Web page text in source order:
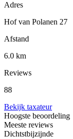
Adres
Hof van Polanen 27
Afstand
6.0 km
Reviews
88
Bekijk taxateur
Hoogste beoordeling
Meeste reviews
Dichtstbijzijnde